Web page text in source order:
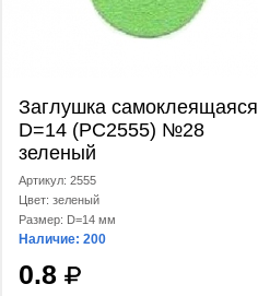
Заглушка самоклеящаяся
D=14 (РС2555) №28
зеленый
Артикул: 2555
Цвет: зеленый
Размер: D=14 мм
Наличие: 200
0.8